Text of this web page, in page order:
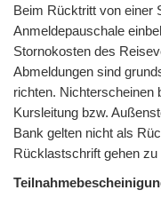
Beim Rücktritt von einer
Anmeldepauschale
Stornokosten des
Abmeldungen sind
richten. Nichterscheinen
Kursleitung bzw.
Bank gelten nicht als
Rücklastschrift gehen